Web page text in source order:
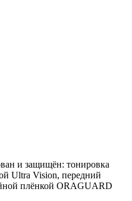
и защищён: тонировка
Ultra Vision, передний
плёнкой ORAGUARD